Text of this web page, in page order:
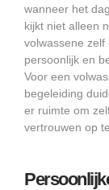
wanneer het
kijkt niet alleen
volwassene
persoonlijk en
Voor een
begeleiding
er ruimte om
vertrouwen op